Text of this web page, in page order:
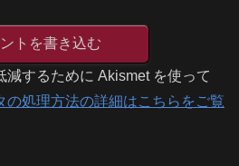
トを書き込む
減するために Akismet を使って
の処理方法の詳細はこちらをご覧